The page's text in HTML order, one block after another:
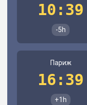
10:39
-5h
Париж
16:39
+1h